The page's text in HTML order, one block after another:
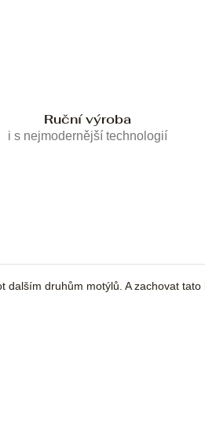
Ruční výroba
i s nejmodernější technologií
druhům motýlů. A zachovat